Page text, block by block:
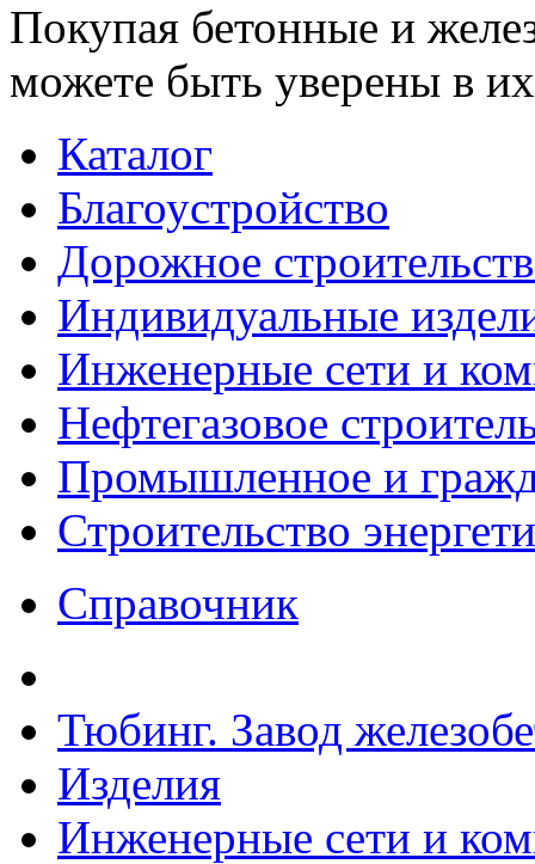
Покупая бетонные и
можете быть уверены в их
Каталог
Благоустройство
Дорожное
Индивидуальные
Инженерные сети и
Нефтегазовое
Промышленное и
Строительство
Справочник
Тюбинг. Завод
Изделия
Инженерные сети и